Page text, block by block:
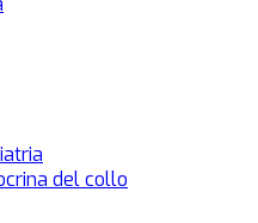
del collo